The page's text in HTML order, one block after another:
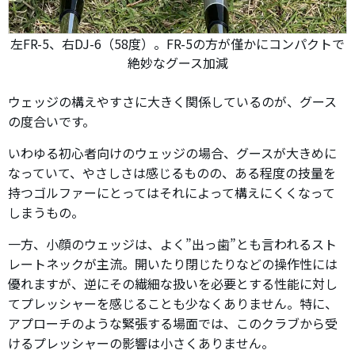
左FR-5、右DJ-6（58度）。FR-5の方が僅かにコンパクトで
絶妙なグース加減
ウェッジの構えやすさに大きく関係しているのが、グース
の度合いです。
いわゆる初心者向けのウェッジの場合、グースが大きめに
なっていて、やさしさは感じるものの、ある程度の技量を
持つゴルファーにとってはそれによって構えにくくなって
しまうもの。
一方、小顔のウェッジは、よく”出っ歯”とも言われるスト
レートネックが主流。開いたり閉じたりなどの操作性には
優れますが、逆にその繊細な扱いを必要とする性能に対し
てプレッシャーを感じることも少なくありません。特に、
アプローチのような緊張する場面では、このクラブから受
けるプレッシャーの影響は小さくありません。